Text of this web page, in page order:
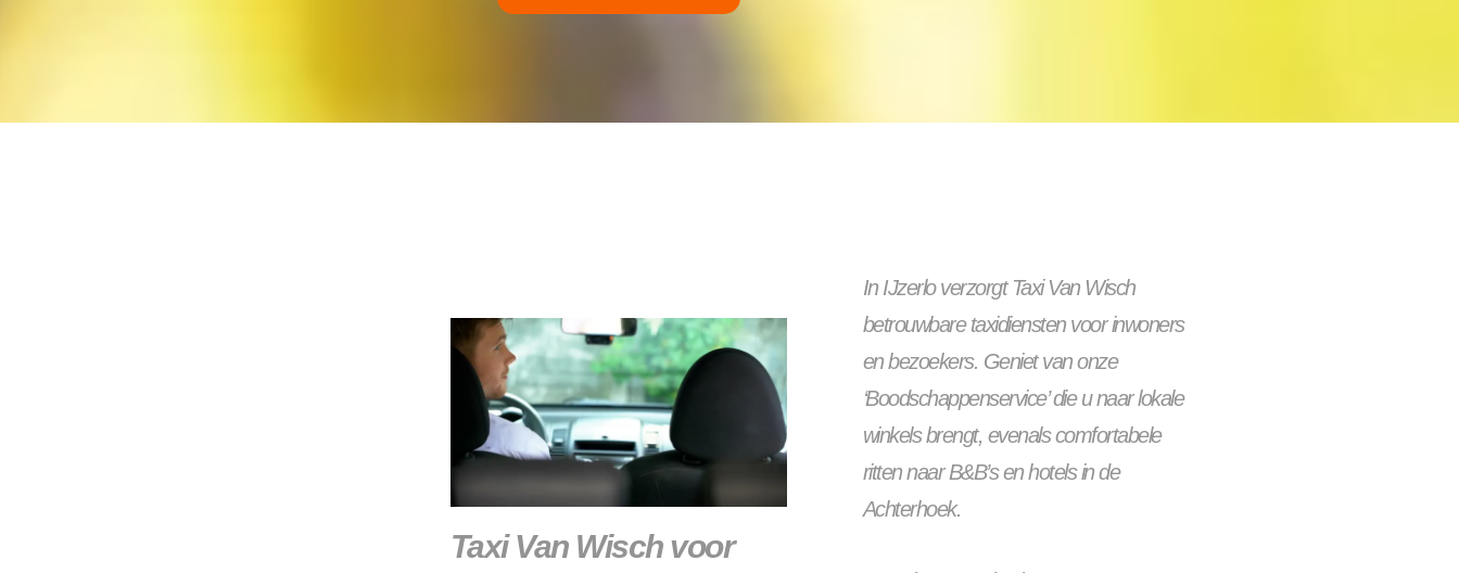
Taxi Van Wisch voor
In IJzerlo verzorgt Taxi Van Wisch
betrouwbare taxidiensten voor inwoners
en bezoekers. Geniet van onze
‘Boodschappenservice’ die u naar lokale
winkels brengt, evenals comfortabele
ritten naar B&B’s en hotels in de
Achterhoek.